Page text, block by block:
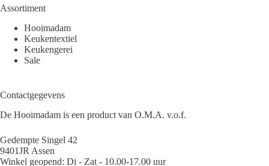
Assortiment
Hooimadam
Keukentextiel
Keukengerei
Sale
Contactgegevens
De Hooimadam is een product van O.M.A. v.o.f.
Gedempte Singel 42
9401JR Assen
Winkel geopend: Di - Zat - 10.00-17.00 uur